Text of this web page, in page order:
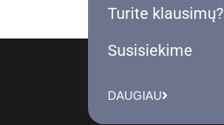
Turite klausimų?
Susisiekime
DAUGIAU